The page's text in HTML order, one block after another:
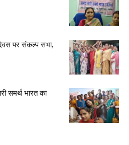
पर संकल्प सभा,
समर्थ भारत का